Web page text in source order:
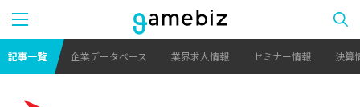
記事一覧 企業データベース 業界求人情報 セミナー情報 決算